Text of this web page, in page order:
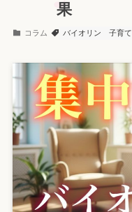
果
コラム バイオリン 子育て